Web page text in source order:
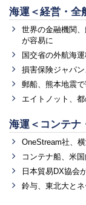
海運＜経営・全
世界の金融機関
が容易に
国交省の外航海
損害保険ジャパ
郵船、熊本地震
エイトノット、
海運＜コンテナ
OneStream社、
コンテナ船、米
日本貿易DX協会
鈴与、東北大と